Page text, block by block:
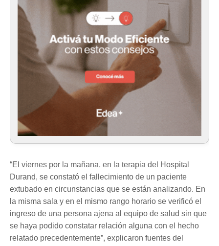
“El viernes por la mañana, en la terapia del Hospital
Durand, se constató el fallecimiento de un paciente
extubado en circunstancias que se están analizando. En
la misma sala y en el mismo rango horario se verificó el
ingreso de una persona ajena al equipo de salud sin que
se haya podido constatar relación alguna con el hecho
relatado precedentemente”, explicaron fuentes del